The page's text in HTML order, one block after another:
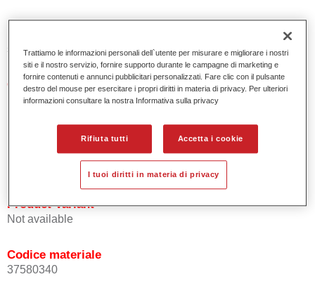
solido per pannelli e riverniciature totali.
Caratteristiche del prodotto
Applicazione in due mani, è anche possibile
Ottime proprietà di riempimento e elevata brillantezza.
Product Variant
Not available
Codice materiale
37580340
Trattiamo le informazioni personali dell`utente per misurare e migliorare i nostri
siti e il nostro servizio, fornire supporto durante le campagne di marketing e
fornire contenuti e annunci pubblicitari personalizzati. Fare clic con il pulsante
destro del mouse per esercitare i propri diritti in materia di privacy. Per ulteriori
informazioni consultare la nostra Informativa sulla privacy
Rifiuta tutti Accetta i cookie
I tuoi diritti in materia di privacy